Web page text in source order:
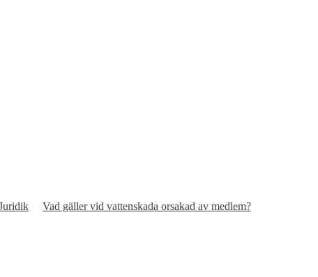
Vad gäller vid vattenskada orsakad av medlem?